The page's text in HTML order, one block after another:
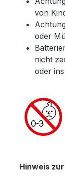
von
oder
nicht
oder
Hinweis